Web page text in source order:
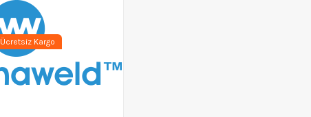
Ücretsiz Kargo